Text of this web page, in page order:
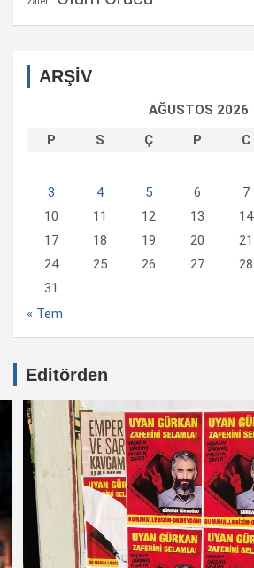
ARŞİV
AĞUSTOS 2026
P
S Ç P C
3
4 5 6 7
10
11 12 13 14
17
18 19 20 21
24
25 26 27 28
31
« Tem
Editörden